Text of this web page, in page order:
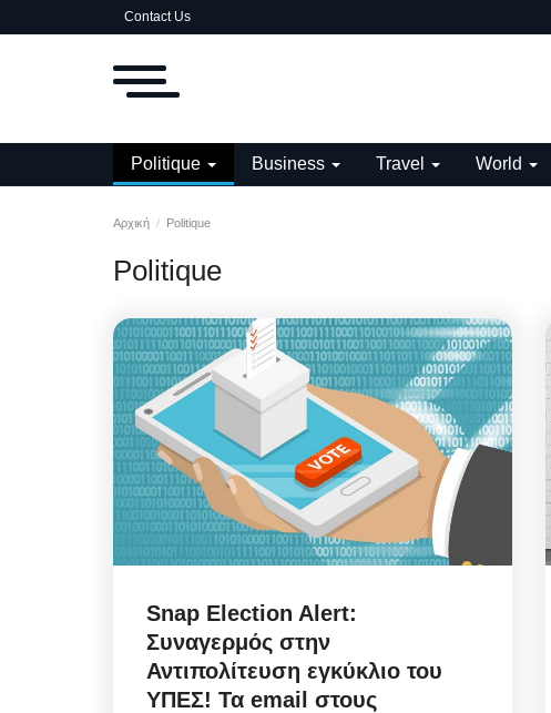
Contact Us
Politique Business Travel World
Αρχική Politique
Politique
Snap Election Alert:
Συναγερμός στην
Αντιπολίτευση εγκύκλιο του
ΥΠΕΣ! Τα email στους